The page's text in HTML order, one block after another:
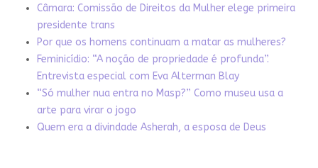
Câmara: Comissão de Direitos da Mulher elege primeira
presidente trans
Por que os homens continuam a matar as mulheres?
Feminicídio: “A noção de propriedade é profunda”.
Entrevista especial com Eva Alterman Blay
“Só mulher nua entra no Masp?” Como museu usa a
arte para virar o jogo
Quem era a divindade Asherah, a esposa de Deus